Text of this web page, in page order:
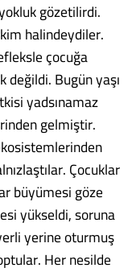
gözetilirdi.
halindeydiler.
çocuğa
değildi. Bugün yaşı
yadsınamaz
gelmiştir.
Çocuklar
büyümesi göze
yükseldi, soruna
yerine oturmuş
Her nesilde